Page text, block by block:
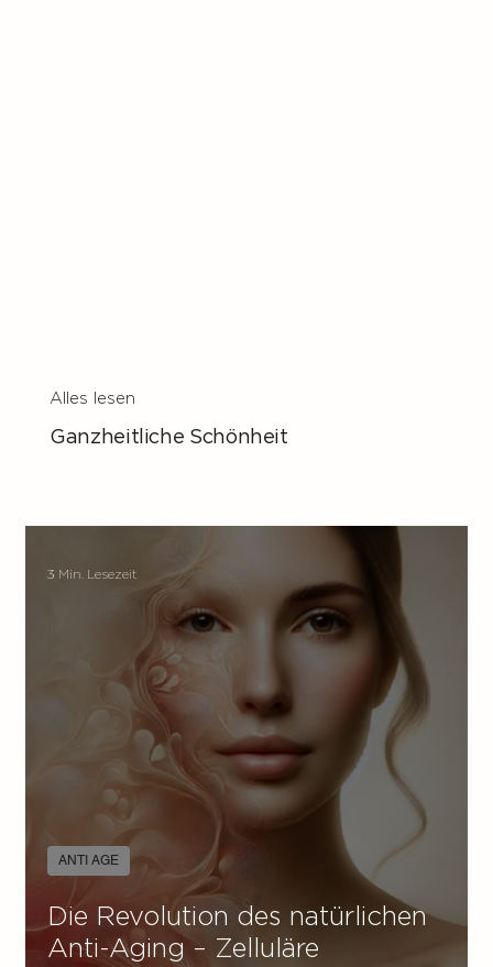
Die Revolution des natürlichen
Anti-Aging – Zelluläre
ANTI AGE
3 Min. Lesezeit
Alles lesen
Ganzheitliche Schönheit